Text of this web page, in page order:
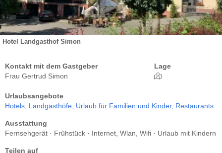
Hotel Landgasthof Simon
Kontakt mit dem Gastgeber
Frau Gertrud Simon
Lage
Urlaubsangebote
Hotels, Landgasthöfe, Urlaub für Familien und Kinder, Restaurants
Ausstattung
Fernsehgerät · Frühstück · Internet, Wlan, Wifi · Urlaub mit Kindern
Teilen auf